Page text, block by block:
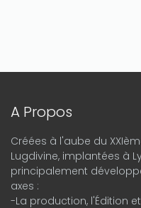
A Propos
Créées à l'aube du
Lugdivine, implantées à
principalement
axes :
-La production, l'Édition